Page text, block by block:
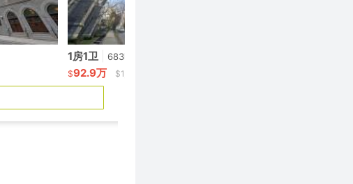
1房1卫 683呎
$92.9万 $1,360/呎